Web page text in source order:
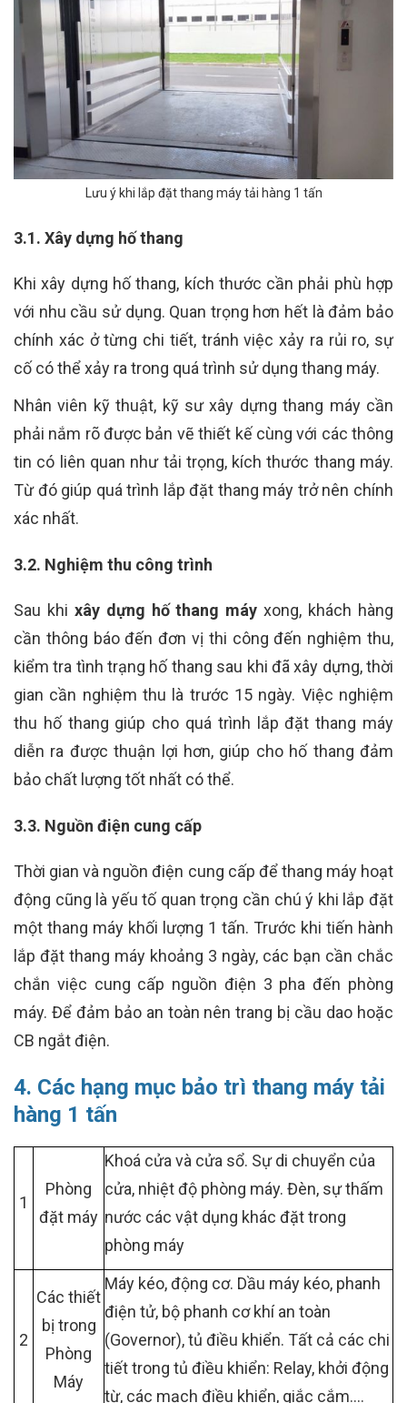
Lưu ý khi lắp đặt thang máy tải hàng 1 tấn
3.1. Xây dựng hố thang
Khi xây dựng hố thang, kích thước cần phải phù hợp
với nhu cầu sử dụng. Quan trọng hơn hết là đảm bảo
chính xác ở từng chi tiết, tránh việc xảy ra rủi ro, sự
cố có thể xảy ra trong quá trình sử dụng thang máy.
Nhân viên kỹ thuật, kỹ sư xây dựng thang máy cần
phải nắm rõ được bản vẽ thiết kế cùng với các thông
tin có liên quan như tải trọng, kích thước thang máy.
Từ đó giúp quá trình lắp đặt thang máy trở nên chính
xác nhất.
3.2. Nghiệm thu công trình
Sau khi xây dựng hố thang máy xong, khách hàng
cần thông báo đến đơn vị thi công đến nghiệm thu,
kiểm tra tình trạng hố thang sau khi đã xây dựng, thời
gian cần nghiệm thu là trước 15 ngày. Việc nghiệm
thu hố thang giúp cho quá trình lắp đặt thang máy
diễn ra được thuận lợi hơn, giúp cho hố thang đảm
bảo chất lượng tốt nhất có thể.
3.3. Nguồn điện cung cấp
Thời gian và nguồn điện cung cấp để thang máy hoạt
động cũng là yếu tố quan trọng cần chú ý khi lắp đặt
một thang máy khối lượng 1 tấn. Trước khi tiến hành
lắp đặt thang máy khoảng 3 ngày, các bạn cần chắc
chắn việc cung cấp nguồn điện 3 pha đến phòng
máy. Để đảm bảo an toàn nên trang bị cầu dao hoặc
CB ngắt điện.
4. Các hạng mục bảo trì thang máy tải
hàng 1 tấn
1
Phòng
đặt máy
Khoá cửa và cửa sổ. Sự di chuyển của
cửa, nhiệt độ phòng máy. Đèn, sự thấm
nước các vật dụng khác đặt trong
phòng máy
2
Các thiết
bị trong
Phòng
Máy
Máy kéo, động cơ. Dầu máy kéo, phanh
điện tử, bộ phanh cơ khí an toàn
(Governor), tủ điều khiển. Tất cả các chi
tiết trong tủ điều khiển: Relay, khởi động
từ, các mạch điều khiển, giắc cắm….